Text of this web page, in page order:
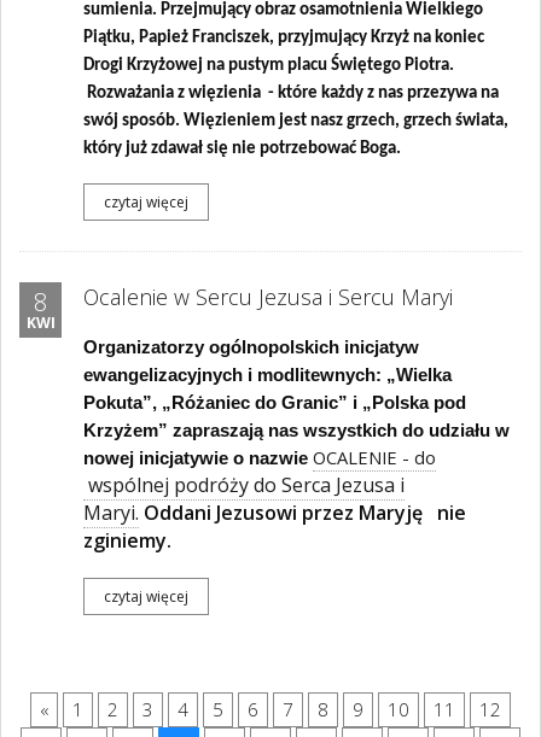
sumienia. Przejmujący obraz osamotnienia Wielkiego
Piątku, Papież Franciszek, przyjmujący Krzyż na koniec
Drogi Krzyżowej na pustym placu Świętego Piotra.
Rozważania z więzienia - które każdy z nas przezywa na
swój sposób. Więzieniem jest nasz grzech, grzech świata,
który już zdawał się nie potrzebować Boga.
czytaj więcej
8
KWI
Ocalenie w Sercu Jezusa i Sercu Maryi
Organizatorzy ogólnopolskich inicjatyw
ewangelizacyjnych i modlitewnych: „Wielka
Pokuta”, „Różaniec do Granic” i „Polska pod
Krzyżem” zapraszają nas wszystkich do udziału w
nowej inicjatywie o nazwie OCALENIE - do
wspólnej podróży do Serca Jezusa i
Maryi. Oddani Jezusowi przez Maryję nie
zginiemy.
czytaj więcej
« 1 2 3 4 5 6 7 8 9 10 11
12